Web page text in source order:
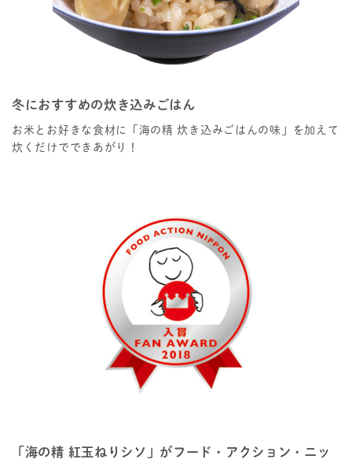
冬におすすめの炊き込みごはん
お米とお好きな食材に「海の精 炊き込みごはんの味」を加えて
炊くだけでできあがり！
「海の精 紅玉ねりシソ」がフード・アクション・ニッ